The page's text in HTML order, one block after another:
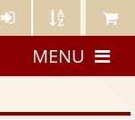
Künstler- Künstler Meine
MENU